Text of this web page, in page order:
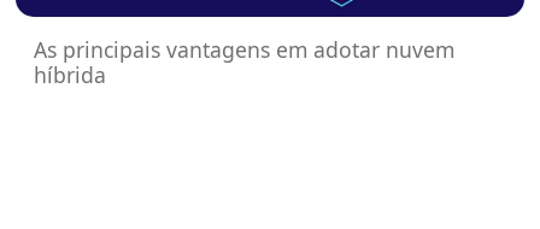
As principais vantagens em adotar nuvem
híbrida